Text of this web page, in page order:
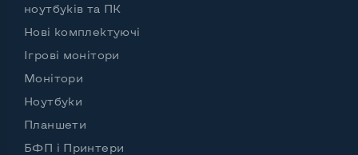
ноутбуків та ПК
Нові комплектуючі
Ігрові монітори
Монітори
Ноутбуки
Планшети
БФП і Принтери